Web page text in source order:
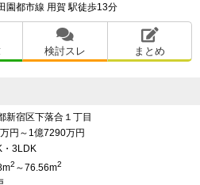
園都市線 用賀 駅徒歩13分
検討スレ まとめ
新宿区下落合１丁目
円～1億7290万円
3LDK
2 ～76.56m2